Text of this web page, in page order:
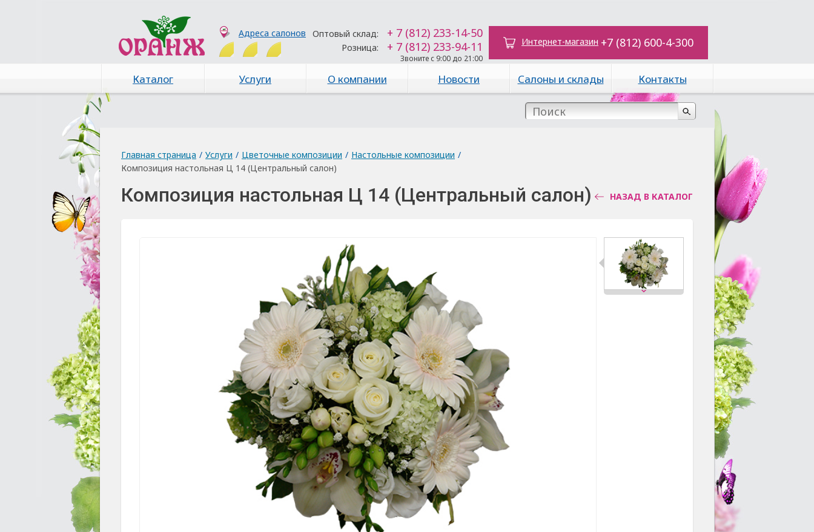
Адреса салонов Оптовый склад: + 7 (812) 233-14-50
Розница: + 7 (812) 233-94-11
Звоните с 9:00 до 21:00
Интернет-магазин +7 (812) 600-4-300
Каталог Услуги О компании Новости Салоны и склады Контакты
Главная страница / Услуги / Цветочные композиции / Настольные композиции /
Композиция настольная Ц 14 (Центральный салон)
Композиция настольная Ц 14 (Центральный салон) НАЗАД В КАТАЛОГ